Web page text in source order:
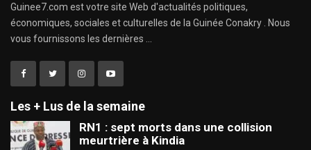
Guinee7.com est votre site Web d'actualités politiques,
économiques, sociales et culturelles de la Guinée Conakry . Nous
vous fournissons les dernières ...
Les + Lus de la semaine
RN1 : sept morts dans une collision
meurtrière à Kindia